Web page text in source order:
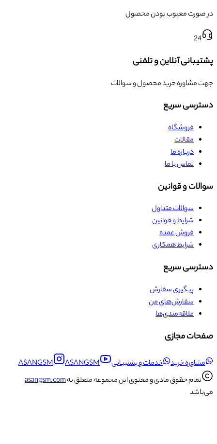
در صورت معیوب بودن محصول
24
پشتیبانی آنلاین و تلفنی
جهت مشاوره خرید محصول و سوالات
دسترسی سریع
فروشگاه
مقالات
درباره ما
تماس با ما
سوالات و قوانین
سوالات متداول
شرایط و قوانین
فروش عمده
شرایط همکاری
دسترسی سریع
پیگیری سفارش
سفارش‌های من
علاقه‌مندی‌ها
صفحات مجازی
مشاوره خرید خدمات و پشتیبانی ASANGSM
ASANGSM
تمام حقوق مادی و معنوی این مجموعه متعلق بهasangsm.com
می‌باشد